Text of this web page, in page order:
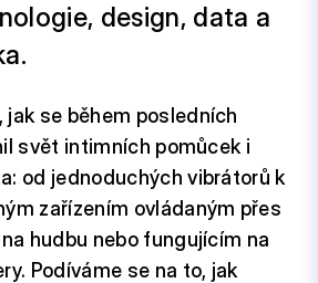
design, data a
jak se během posledních
svět intimních pomůcek i
od jednoduchých vibrátorů k
zařízením ovládaným přes
hudbu nebo fungujícím na
Podíváme se na to, jak